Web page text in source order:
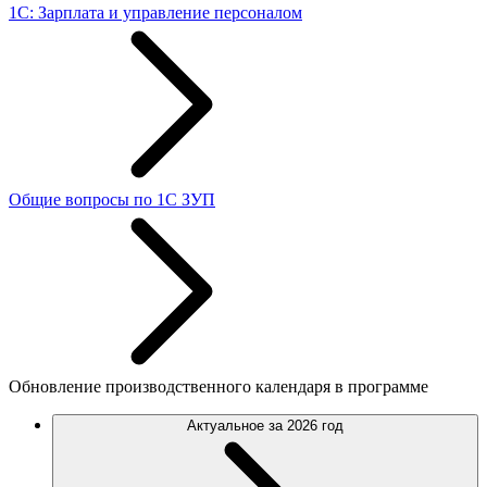
1С: Зарплата и управление персоналом
Общие вопросы по 1С ЗУП
Обновление производственного календаря в программе
Актуальное за 2026 год